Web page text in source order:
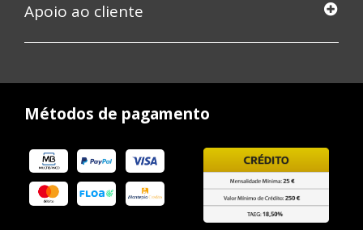
Apoio ao cliente
Métodos de pagamento